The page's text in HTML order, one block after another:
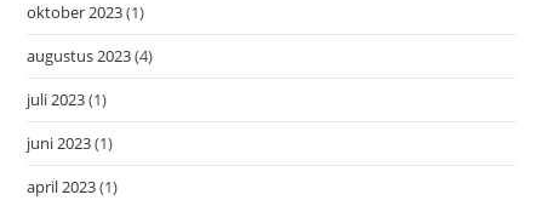
oktober 2023(1)
augustus 2023(4)
juli 2023(1)
juni 2023(1)
april 2023(1)